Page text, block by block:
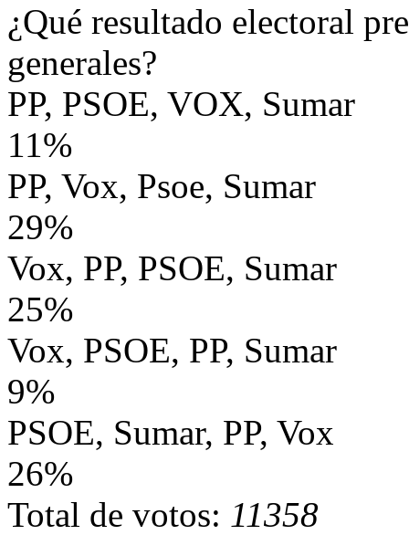
¿Qué resultado electoral
generales?
PP, PSOE, VOX, Sumar
11%
PP, Vox, Psoe, Sumar
29%
Vox, PP, PSOE, Sumar
25%
Vox, PSOE, PP, Sumar
9%
PSOE, Sumar, PP, Vox
26%
Total de votos: 11358